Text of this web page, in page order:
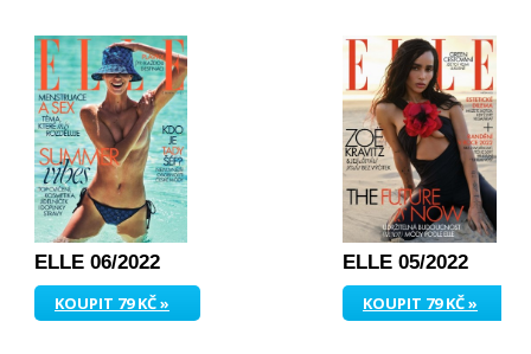
ELLE 06/2022
KOUPIT 79 KČ »
ELLE 05/2022
KOUPIT 79 KČ »